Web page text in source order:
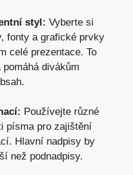
styl: Vyberte ⁣si
fonty a grafické⁤ prvky
celé​ prezentace. To
​divákům
Používejte různé
písma‌ pro⁣ zajištění⁣
Hlavní nadpisy by
než podnadpisy.